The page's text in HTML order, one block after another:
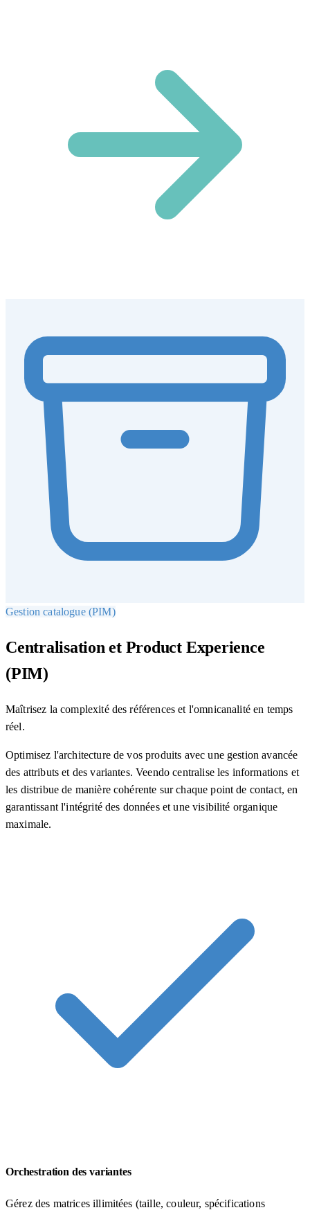
Gestion catalogue (PIM)
Centralisation et Product Experience
(PIM)
Maîtrisez la complexité des références et l'omnicanalité en temps
réel.
Optimisez l'architecture de vos produits avec une gestion avancée
des attributs et des variantes. Veendo centralise les informations et
les distribue de manière cohérente sur chaque point de contact, en
garantissant l'intégrité des données et une visibilité organique
maximale.
Orchestration des variantes
Gérez des matrices illimitées (taille, couleur, spécifications